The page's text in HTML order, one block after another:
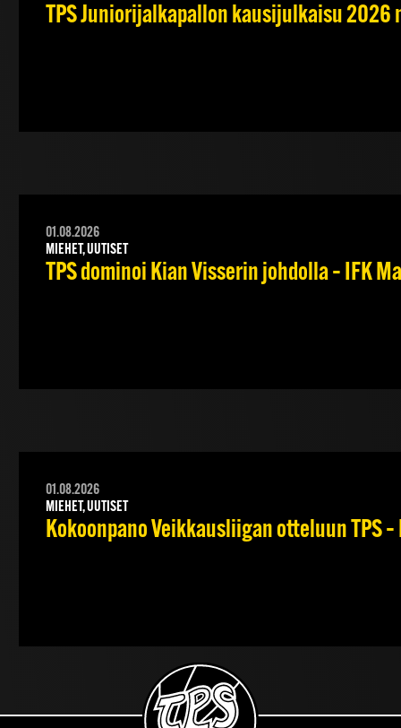
TPS Juniorijalkapallon kausijulkaisu 2026
01.08.2026
MIEHET, UUTISET
TPS dominoi Kian Visserin johdolla – IFK
01.08.2026
MIEHET, UUTISET
Kokoonpano Veikkausliigan otteluun TPS